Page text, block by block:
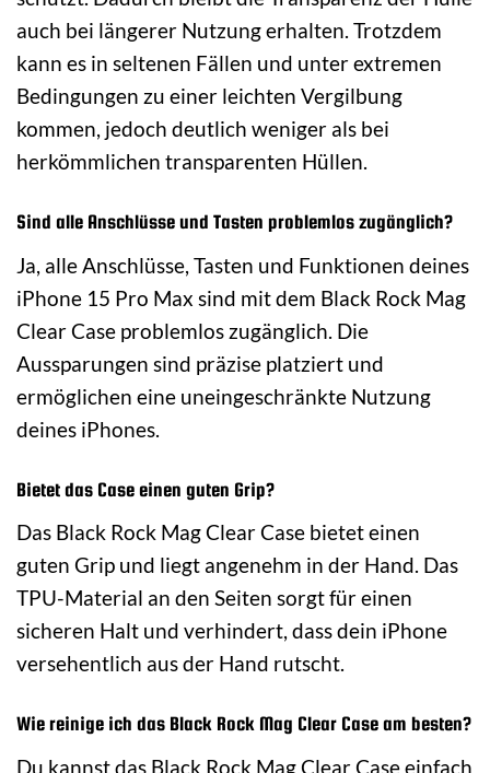
auch bei längerer Nutzung erhalten. Trotzdem
kann es in seltenen Fällen und unter extremen
Bedingungen zu einer leichten Vergilbung
kommen, jedoch deutlich weniger als bei
herkömmlichen transparenten Hüllen.
Sind alle Anschlüsse und Tasten problemlos zugänglich?
Ja, alle Anschlüsse, Tasten und Funktionen deines
iPhone 15 Pro Max sind mit dem Black Rock Mag
Clear Case problemlos zugänglich. Die
Aussparungen sind präzise platziert und
ermöglichen eine uneingeschränkte Nutzung
deines iPhones.
Bietet das Case einen guten Grip?
Das Black Rock Mag Clear Case bietet einen
guten Grip und liegt angenehm in der Hand. Das
TPU-Material an den Seiten sorgt für einen
sicheren Halt und verhindert, dass dein iPhone
versehentlich aus der Hand rutscht.
Wie reinige ich das Black Rock Mag Clear Case am besten?
Du kannst das Black Rock Mag Clear Case einfach